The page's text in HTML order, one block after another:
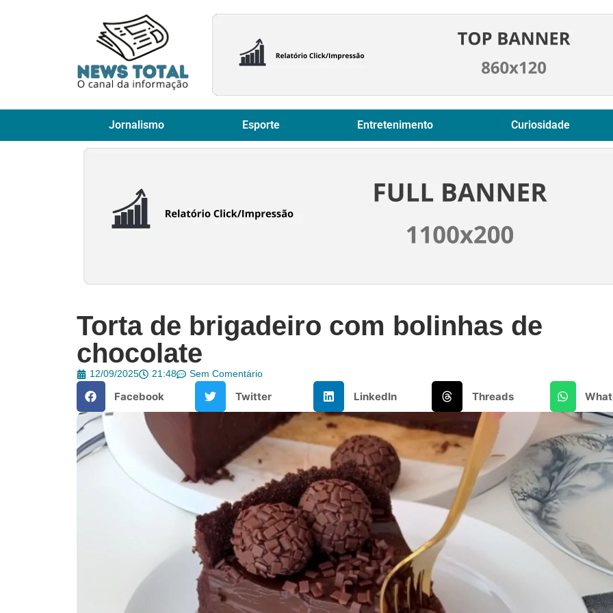
Jornalismo Esporte Entretenimento Curiosidade
Torta de brigadeiro com bolinhas de
chocolate
12/09/2025 21:48 Sem Comentário
Facebook Twitter LinkedIn Threads